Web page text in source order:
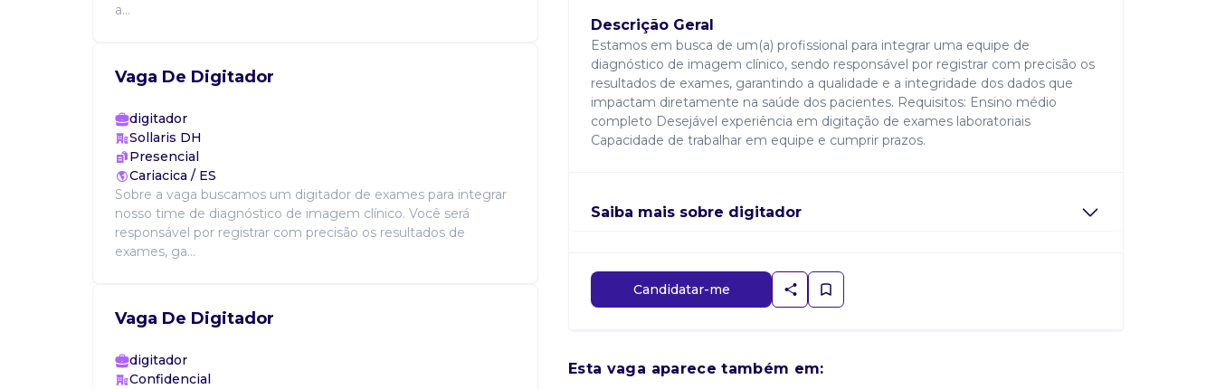
a...
Vaga De Digitador
digitador
Sollaris DH
Presencial
Cariacica / ES
Sobre a vaga buscamos um digitador de exames para integrar
nosso time de diagnóstico de imagem clínico. Você será
responsável por registrar com precisão os resultados de
exames, ga...
Vaga De Digitador
digitador
Confidencial
Descrição Geral
Estamos em busca de um(a) profissional para integrar uma equipe de
diagnóstico de imagem clínico, sendo responsável por registrar com precisão os
resultados de exames, garantindo a qualidade e a integridade dos dados que
impactam diretamente na saúde dos pacientes. Requisitos: Ensino médio
completo Desejável experiência em digitação de exames laboratoriais
Capacidade de trabalhar em equipe e cumprir prazos.
Saiba mais sobre digitador
Candidatar-me
Esta vaga aparece também em: